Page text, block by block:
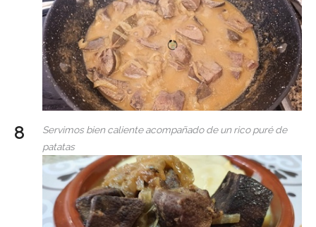
Servimos bien caliente acompañado de un rico puré de
patatas